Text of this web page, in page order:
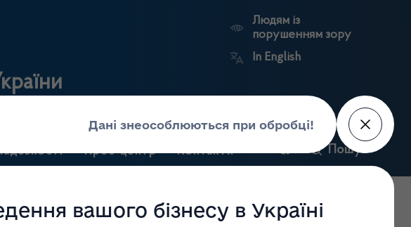
наркотиками
Людям із
порушенням зору
In English
Прес-центр Контакти Пошук
лікарських
Ринковий
Державні
Антикорупційний
портал